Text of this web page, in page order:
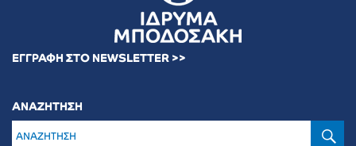
ΕΓΓΡΑΦΗ ΣΤΟ NEWSLETTER >>
ΑΝΑΖΗΤΗΣΗ